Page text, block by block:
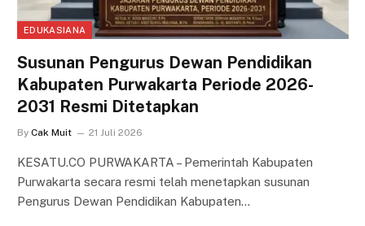
EDUKASIANA
Susunan Pengurus Dewan Pendidikan
Kabupaten Purwakarta Periode 2026-
2031 Resmi Ditetapkan
By Cak Muit 21 Juli 2026
KESATU.CO PURWAKARTA – Pemerintah Kabupaten
Purwakarta secara resmi telah menetapkan susunan
Pengurus Dewan Pendidikan Kabupaten…